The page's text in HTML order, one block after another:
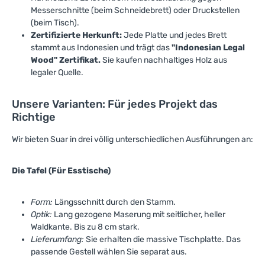
Messerschnitte (beim Schneidebrett) oder Druckstellen
(beim Tisch).
Zertifizierte Herkunft:Jede Platte und jedes Brett
stammt aus Indonesien und trägt das"Indonesian Legal
Wood" Zertifikat.Sie kaufen nachhaltiges Holz aus
legaler Quelle.
Unsere Varianten: Für jedes Projekt das
Richtige
Wir bieten Suar in drei völlig unterschiedlichen Ausführungen an:
Die Tafel (Für Esstische)
Form: Längsschnitt durch den Stamm.
Optik: Lang gezogene Maserung mit seitlicher, heller
Waldkante. Bis zu 8 cm stark.
Lieferumfang: Sie erhalten die massive Tischplatte. Das
passende Gestell wählen Sie separat aus.